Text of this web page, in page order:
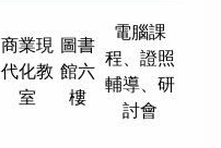
商業現
代化教
室
圖書
館六
樓
電腦課
程、證照
輔導、研
討會